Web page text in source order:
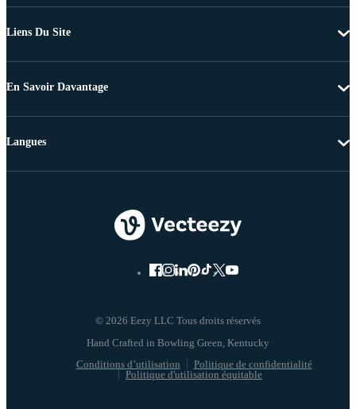
Liens Du Site
En Savoir Davantage
© 2026 Eezy LLC Tous droits réservés
Conditions d’utilisation
Politique de confidentialité
Politique d'utilisation équitable
Langues